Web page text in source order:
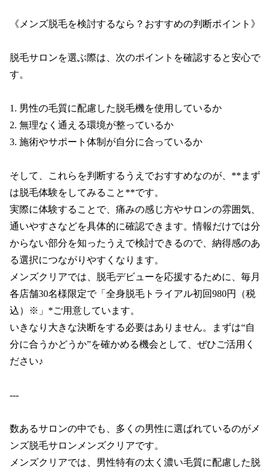
《メンズ脱毛を検討するなら？おすすめの判断ポイント》
脱毛サロンを選ぶ際は、次のポイントを確認すると安心で
す。
1. 男性の毛質に配慮した脱毛機を使用しているか
2. 無理なく通える環境が整っているか
3. 施術やサポート体制が自分に合っているか
そして、これらを判断するうえでおすすめなのが、**まず
は脱毛体験をしてみること**です。
実際に体験することで、痛みの感じ方やサロンの雰囲気、
通いやすさなどを具体的に確認できます。情報だけでは分
からない部分を知ったうえで検討できるので、納得感のあ
る選択につながりやすくなります。
メンズクリアでは、脱毛デビューを応援するために、毎月
各店舗30名様限定で「全身脱毛トライアル初回980円（税
込）※」*ご用意しています。
いきなり大きな決断をする必要はありません。まずは“自
分に合うかどうか”を確かめる機会として、ぜひご活用く
ださい♪
---
数あるサロンの中でも、多くの男性に選ばれているのがメ
ンズ脱毛サロンメンズクリアです。
メンズクリアでは、男性特有の太く濃い毛質に配慮した脱